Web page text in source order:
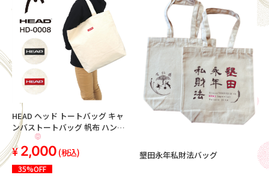
HEAD ヘッド トートバッグ キャ
ンバストートバッグ 帆布 ハンプ
ポリキャンバス 肩掛け 軽量 ブラ
ンドロゴ 通勤 通学 塾 アウトドア
スクールバッグ サブバッグ マイ
バッグ おしゃれ エコバッグ キッ
2,000 (税込)
35%OFF
墾田永年私財法バッグ